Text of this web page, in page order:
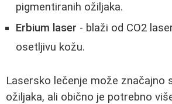
pigmentiranih ožiljaka.
Erbium laser - blaži od CO2
osetljivu kožu.
Lasersko lečenje može značajno
ožiljaka, ali obično je potrebno